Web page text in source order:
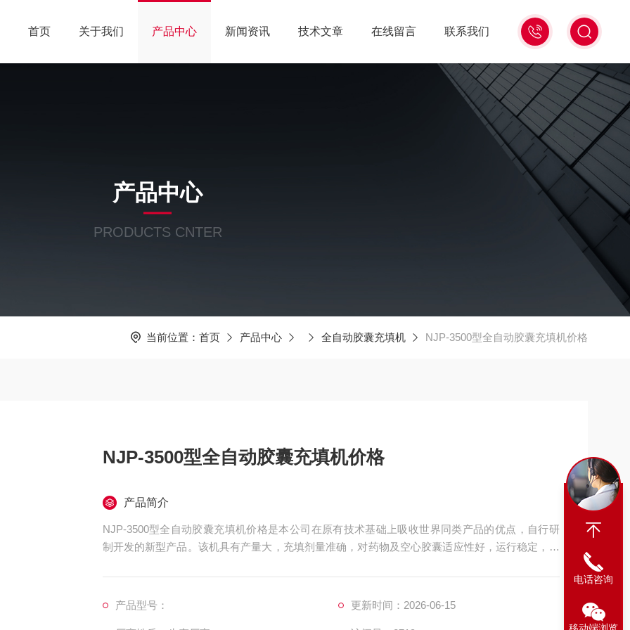
15988741816
首页 关于我们 产品中心 新闻资讯 技术文章 在线留言 联系我们
产品中心
PRODUCTS CNTER
当前位置： 首页 产品中心 全自动胶囊充填机 NJP-3500型全自动胶囊充填机价格
NJP-3500型全自动胶囊充填机价格
产品简介
NJP-3500型全自动胶囊充填机价格是本公司在原有技术基础上吸收世界同类产品的优点，自行研
制开发的新型产品。该机具有产量大，充填剂量准确，对药物及空心胶囊适应性好，运行稳定，自
产品型号： 更新时间：2026-06-15
电话咨询